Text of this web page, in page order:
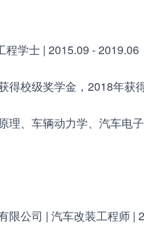
程学士 | 2015.09 - 2019.06
得校级奖学金，2018年获得
理、车辆动力学、汽车电
限公司 | 汽车改装工程师 |